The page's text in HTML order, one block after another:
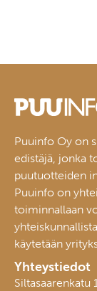
Puuinfo Oy on
edistäjä, jonka
puutuotteiden
Puuinfo on
toiminnallaan
käytetään
Yhteystiedot
Siltasaarenkatu